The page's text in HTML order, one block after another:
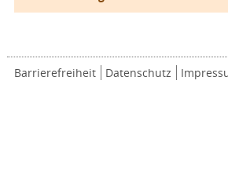
Barrierefreiheit Datenschutz